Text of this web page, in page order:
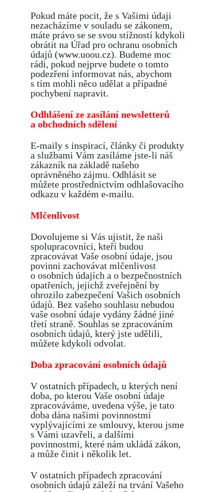
Pokud máte pocit, že s Vašimi údaji
nezacházíme v souladu se zákonem,
máte právo se se svou stížností kdykoli
obrátit na Úřad pro ochranu osobních
údajů (www.uoou.cz). Budeme moc
rádi, pokud nejprve budete o tomto
podezření informovat nás, abychom
s tím mohli něco udělat a případné
pochybení napravit.
Odhlášení ze zasílání newsletterů
a obchodních sdělení
E-maily s inspirací, články či produkty
a službami Vám zasíláme jste-li náš
zákazník na základě našeho
oprávněného zájmu. Odhlásit se
můžete prostřednictvím odhlašovacího
odkazu v každém e-mailu.
Mlčenlivost
Dovolujeme si Vás ujistit, že naši
spolupracovníci, kteří budou
zpracovávat Vaše osobní údaje, jsou
povinni zachovávat mlčenlivost
o osobních údajích a o bezpečnostních
opatřeních, jejichž zveřejnění by
ohrozilo zabezpečení Vašich osobních
údajů. Bez vašeho souhlasu nebudou
vaše osobní údaje vydány žádné jiné
třetí straně. Souhlas se zpracováním
osobních údajů, který jste udělili,
můžete kdykoli odvolat.
Doba zpracování osobních údajů
V ostatních případech, u kterých není
doba, po kterou Vaše osobní údaje
zpracováváme, uvedena výše, je tato
doba dána našimi povinnostmi
vyplývajícími ze smlouvy, kterou jsme
s Vámi uzavřeli, a dalšími
povinnostmi, které nám ukládá zákon,
a může činit i několik let.
V ostatních případech zpracování
osobních údajů záleží na trvání Vašeho